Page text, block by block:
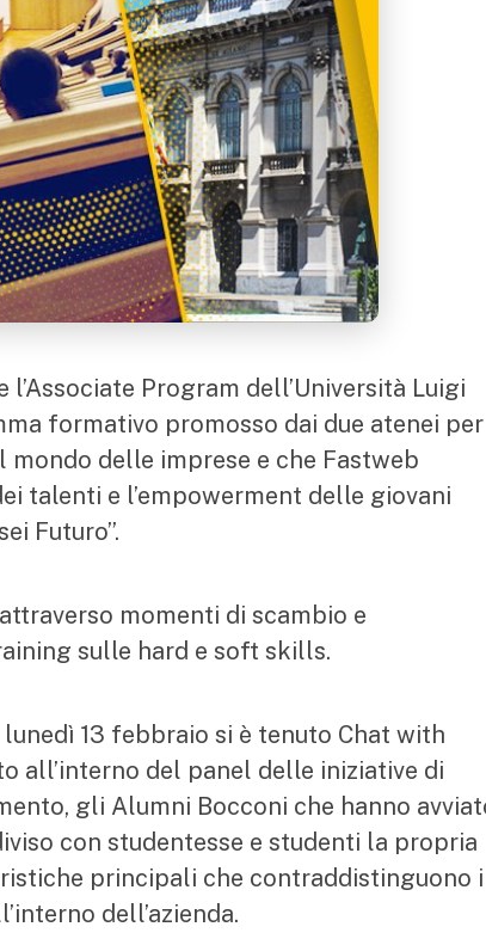
Program dell’Università Luigi
formativo promosso dai due atenei per
delle imprese e che Fastweb
talenti e l’empowerment delle giovani
Futuro”.
momenti di scambio e
sulle hard e soft skills.
13 febbraio si è tenuto Chat with
all’interno del panel delle iniziative di
gli Alumni Bocconi che hanno
con studentesse e studenti la propria
principali che contraddistinguono i
dell’azienda.